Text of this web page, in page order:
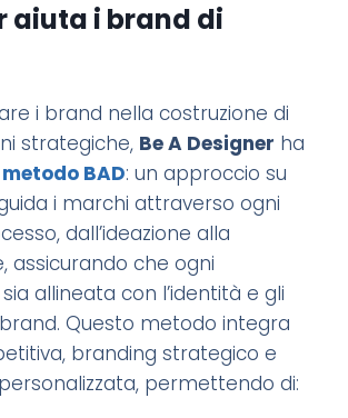
aiuta i brand di
i brand nella costruzione di
strategiche, Be A Designer ha
metodo BAD: un approccio su
i marchi attraverso ogni
dall’ideazione alla
assicurando che ogni
allineata con l’identità e gli
Questo metodo integra
branding strategico e
permettendo di:​